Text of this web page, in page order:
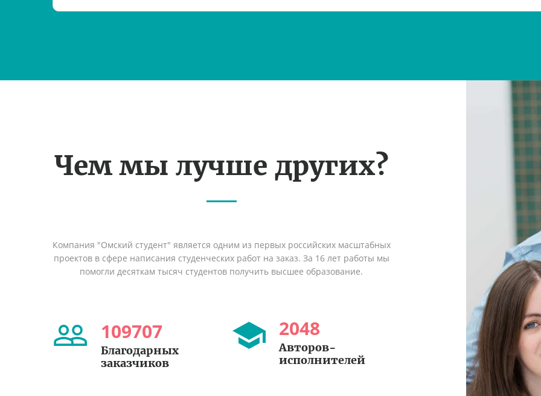
Чем мы лучше других?
Компания "Омский студент" является одним из первых российских масштабных
проектов в сфере написания студенческих работ на заказ. За 16 лет работы мы
помогли десяткам тысяч студентов получить высшее образование.
109707
Благодарных
заказчиков
2048
Авторов-
исполнителей